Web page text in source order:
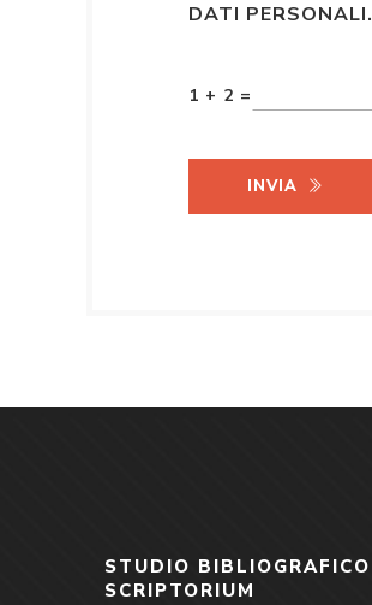
DATI PERSONALI.
1 + 2 =
INVIA
STUDIO BIBLIOGRAFICO
SCRIPTORIUM